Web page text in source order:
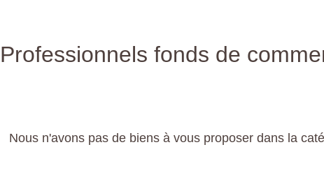
Professionnels fonds de
Nous n'avons pas de biens à vous proposer dans la